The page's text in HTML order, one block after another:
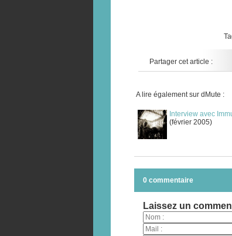
Partager cet article :
A lire également sur dMute :
Interview avec
(février 2005)
0 commentaire
Laissez un